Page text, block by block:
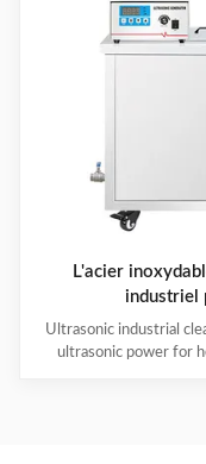
L'acier
industriel
Ultrasonic industrial
ultrasonic power for
widely used in engine